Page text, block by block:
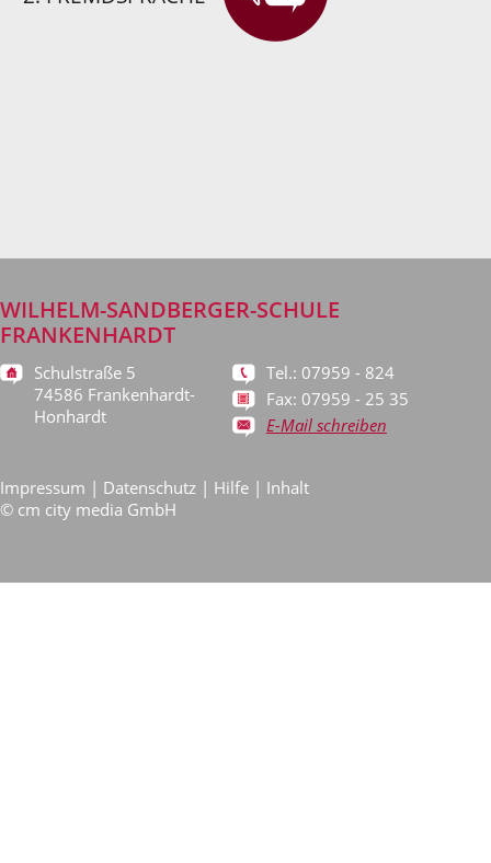
WILHELM-SANDBERGER-SCHULE
FRANKENHARDT
Schulstraße 5
74586 Frankenhardt-
Honhardt
Tel.: 07959 - 824
Fax: 07959 - 25 35
E-Mail schreiben
Impressum | Datenschutz | Hilfe | Inhalt
© cm city media GmbH